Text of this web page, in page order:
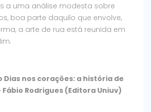
a uma análise modesta sobre
boa parte daquilo que envolve,
a arte de rua está reunida em
Dias nos corações: a história de
Rodrigues (Editora Uniuv)